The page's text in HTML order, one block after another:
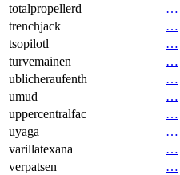
totalpropellerd
…
trenchjack
…
tsopilotl
…
turvemainen
…
ublicheraufenth
…
umud
…
uppercentralfac
…
uyaga
…
varillatexana
…
verpatsen
…